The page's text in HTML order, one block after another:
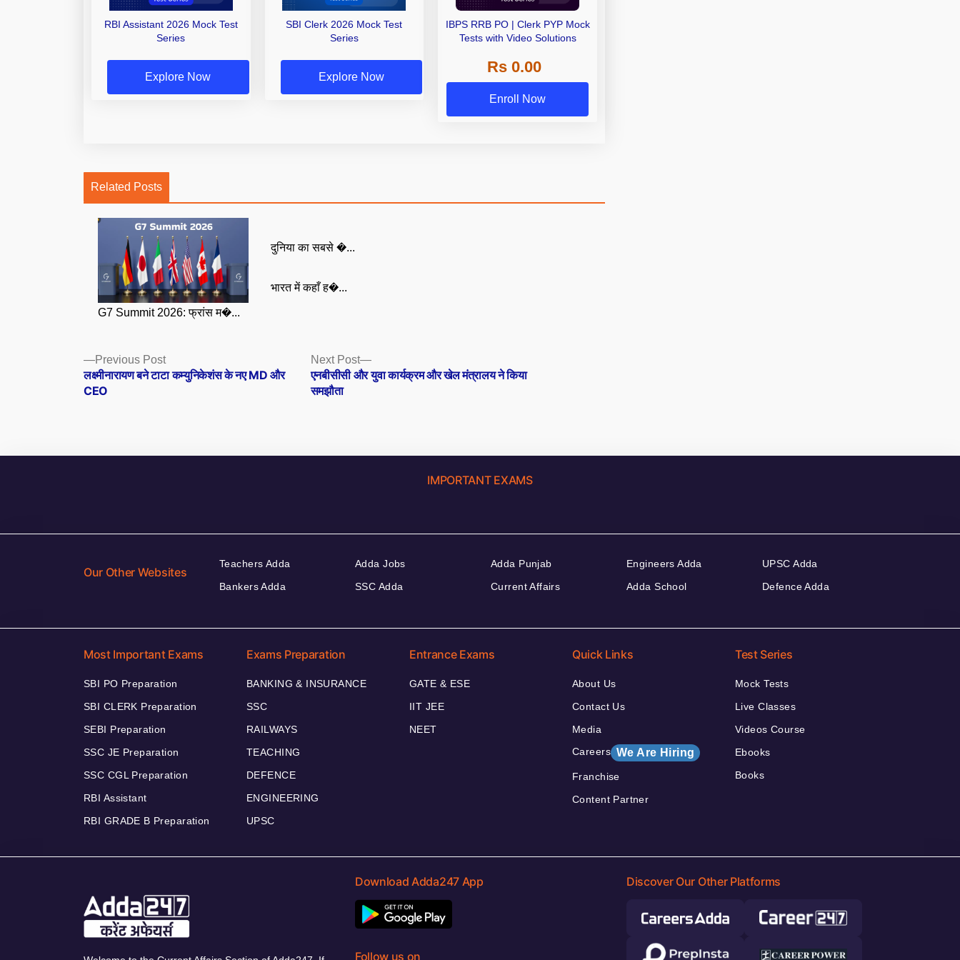
RBI Assistant 2026 Mock Test
Series
Explore Now
SBI Clerk 2026 Mock Test
Series
Explore Now
IBPS RRB PO | Clerk PYP Mock
Tests with Video Solutions
Rs 0.00
Enroll Now
Related Posts
G7 Summit 2026: फ्रांस म�...
दुनिया का सबसे �...
भारत में कहाँ ह�...
Posts
navigation
Previous PostPrevious
post:
लक्ष्मीनारायण बने टाटा कम्युनिकेशंस के नए MD और
CEO
Next Post
Next
post:
एनबीसीसी और युवा कार्यक्रम और खेल मंत्रालय ने किया
समझौता
IMPORTANT EXAMS
Our Other Websites
Teachers Adda
Bankers Adda
Adda Jobs
SSC Adda
Adda Punjab
Current Affairs
Engineers Adda
Adda School
UPSC Adda
Defence Adda
Most Important Exams
SBI PO Preparation
SBI CLERK Preparation
SEBI Preparation
SSC JE Preparation
SSC CGL Preparation
RBI Assistant
RBI GRADE B Preparation
Exams Preparation
BANKING & INSURANCE
SSC
RAILWAYS
TEACHING
DEFENCE
ENGINEERING
UPSC
Entrance Exams
GATE & ESE
IIT JEE
NEET
Quick Links
About Us
Contact Us
Media
Careers We Are Hiring
Franchise
Content Partner
Test Series
Mock Tests
Live Classes
Videos Course
Ebooks
Books
Download Adda247 App
Follow us on
Discover Our Other Platforms